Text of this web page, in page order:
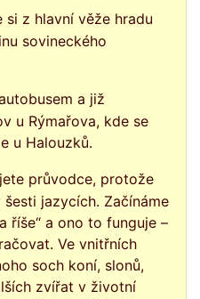
sovineckého
u Rýmařova, kde se
u Halouzků.
jazycích. Začínáme
říše“ a ono to funguje –
Ve vnitřních
soch koní, slonů,
zvířat v životní